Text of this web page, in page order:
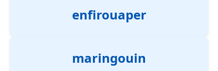
enfirouaper
maringouin